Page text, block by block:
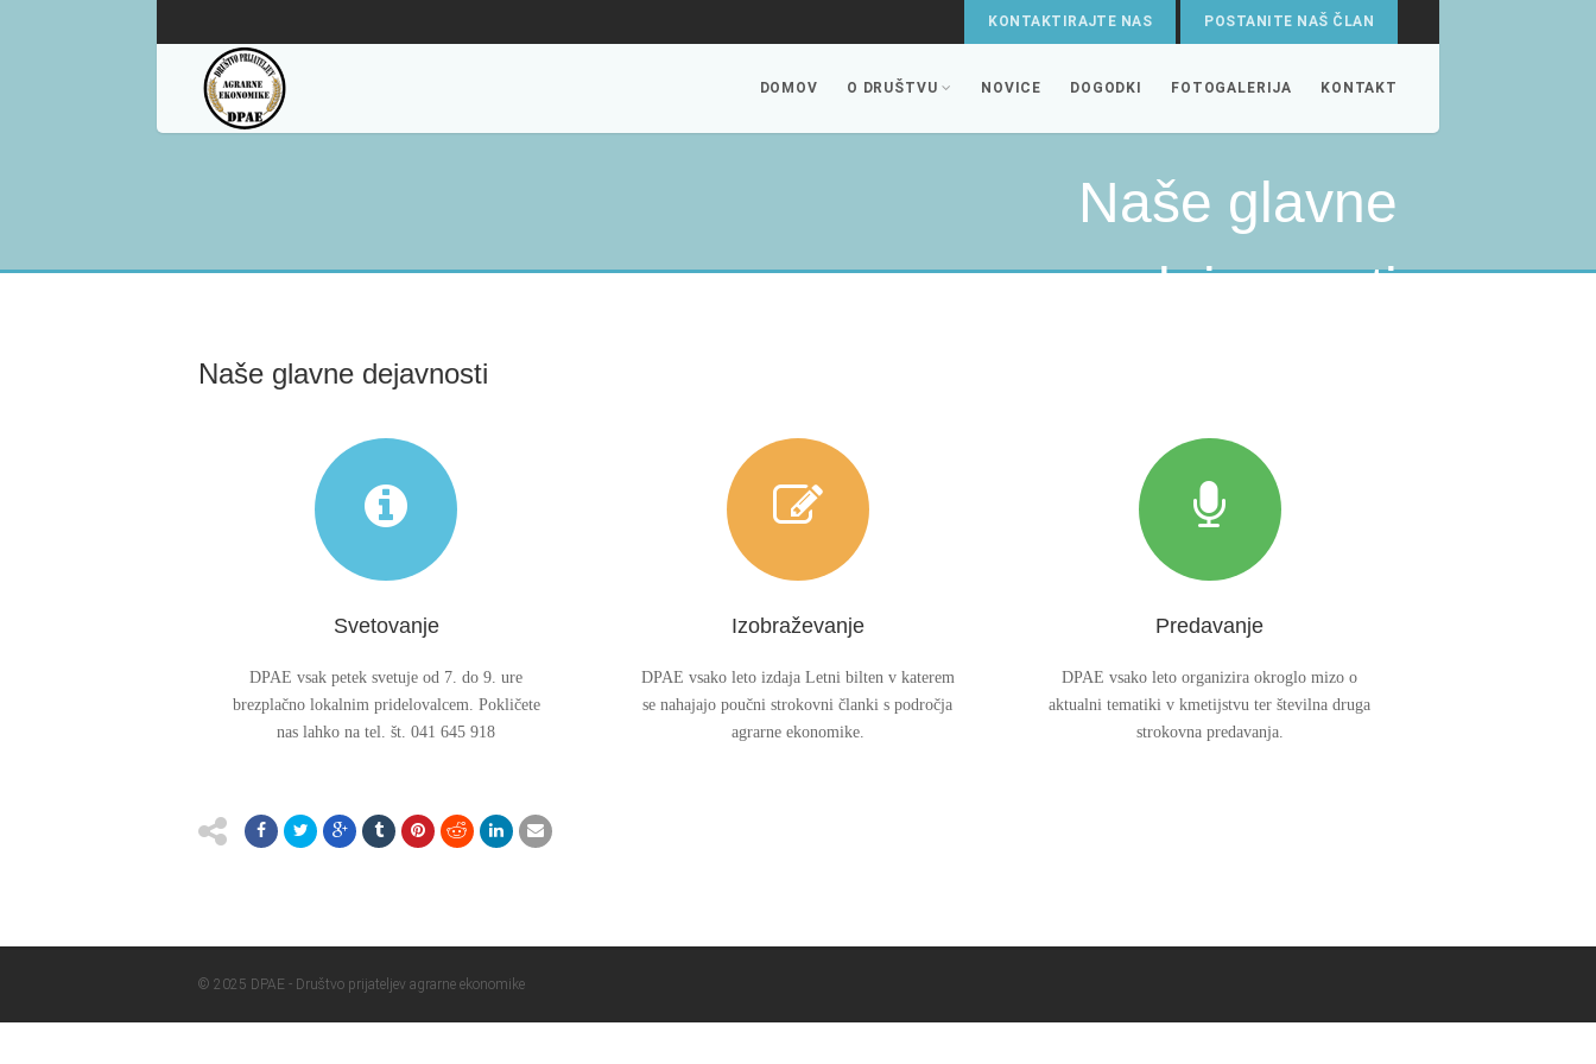
KONTAKTIRAJTE NAS POSTANITE NAŠ ČLAN
DOMOV O DRUŠTVU NOVICE DOGODKI FOTOGALERIJA KONTAKT
Naše glavne
dejavnosti
Naše glavne dejavnosti
Svetovanje
DPAE vsak petek svetuje od 7. do 9. ure
brezplačno lokalnim pridelovalcem. Pokličete
nas lahko na tel. št. 041 645 918
Izobraževanje
DPAE vsako leto izdaja Letni bilten v katerem
se nahajajo poučni strokovni članki s področja
agrarne ekonomike.
Predavanje
DPAE vsako leto organizira okroglo mizo o
aktualni tematiki v kmetijstvu ter številna druga
strokovna predavanja.
© 2025 DPAE - Društvo prijateljev agrarne ekonomike